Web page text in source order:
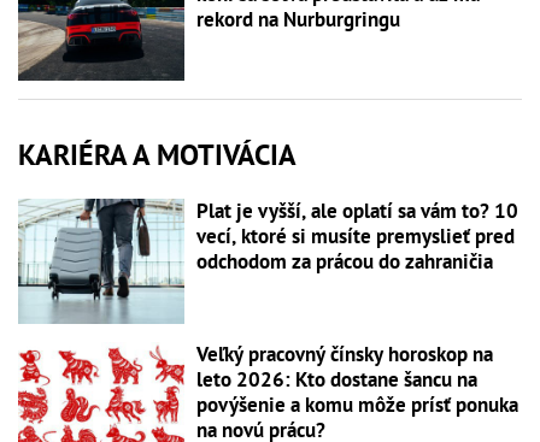
rekord na Nurburgringu
KARIÉRA A MOTIVÁCIA
Plat je vyšší, ale oplatí sa vám to? 10
vecí, ktoré si musíte premyslieť pred
odchodom za prácou do zahraničia
Veľký pracovný čínsky horoskop na
leto 2026: Kto dostane šancu na
povýšenie a komu môže prísť ponuka
na novú prácu?